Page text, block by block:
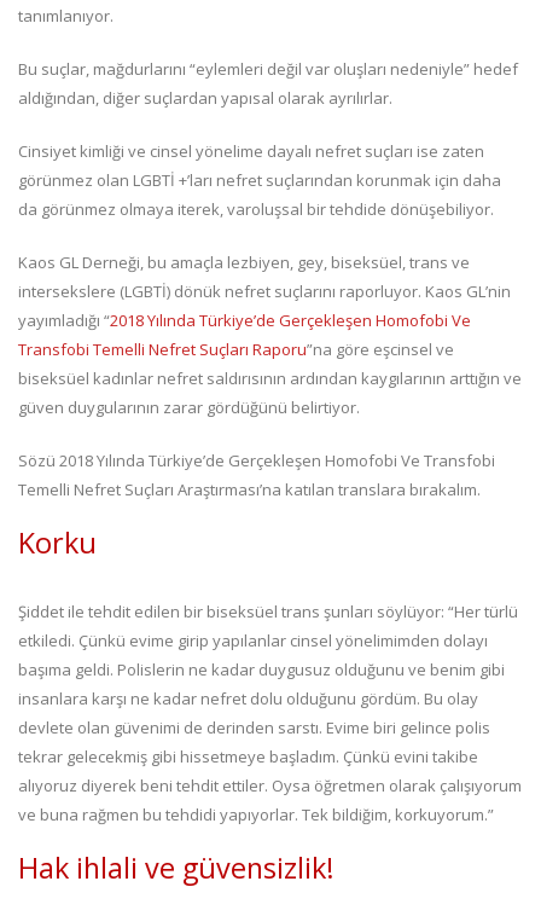
tanımlanıyor.
Bu suçlar, mağdurlarını “eylemleri değil var oluşları nedeniyle” hedef
aldığından, diğer suçlardan yapısal olarak ayrılırlar.
Cinsiyet kimliği ve cinsel yönelime dayalı nefret suçları ise zaten
görünmez olan LGBTİ +’ları nefret suçlarından korunmak için daha
da görünmez olmaya iterek, varoluşsal bir tehdide dönüşebiliyor.
Kaos GL Derneği, bu amaçla lezbiyen, gey, biseksüel, trans ve
intersekslere (LGBTİ) dönük nefret suçlarını raporluyor. Kaos GL’nin
yayımladığı “2018 Yılında Türkiye’de Gerçekleşen Homofobi Ve
Transfobi Temelli Nefret Suçları Raporu”na göre eşcinsel ve
biseksüel kadınlar nefret saldırısının ardından kaygılarının arttığın ve
güven duygularının zarar gördüğünü belirtiyor.
Sözü 2018 Yılında Türkiye’de Gerçekleşen Homofobi Ve Transfobi
Temelli Nefret Suçları Araştırması’na katılan translara bırakalım.
Korku
Şiddet ile tehdit edilen bir biseksüel trans şunları söylüyor: “Her türlü
etkiledi. Çünkü evime girip yapılanlar cinsel yönelimimden dolayı
başıma geldi. Polislerin ne kadar duygusuz olduğunu ve benim gibi
insanlara karşı ne kadar nefret dolu olduğunu gördüm. Bu olay
devlete olan güvenimi de derinden sarstı. Evime biri gelince polis
tekrar gelecekmiş gibi hissetmeye başladım. Çünkü evini takibe
alıyoruz diyerek beni tehdit ettiler. Oysa öğretmen olarak çalışıyorum
ve buna rağmen bu tehdidi yapıyorlar. Tek bildiğim, korkuyorum.”
Hak ihlali ve güvensizlik!